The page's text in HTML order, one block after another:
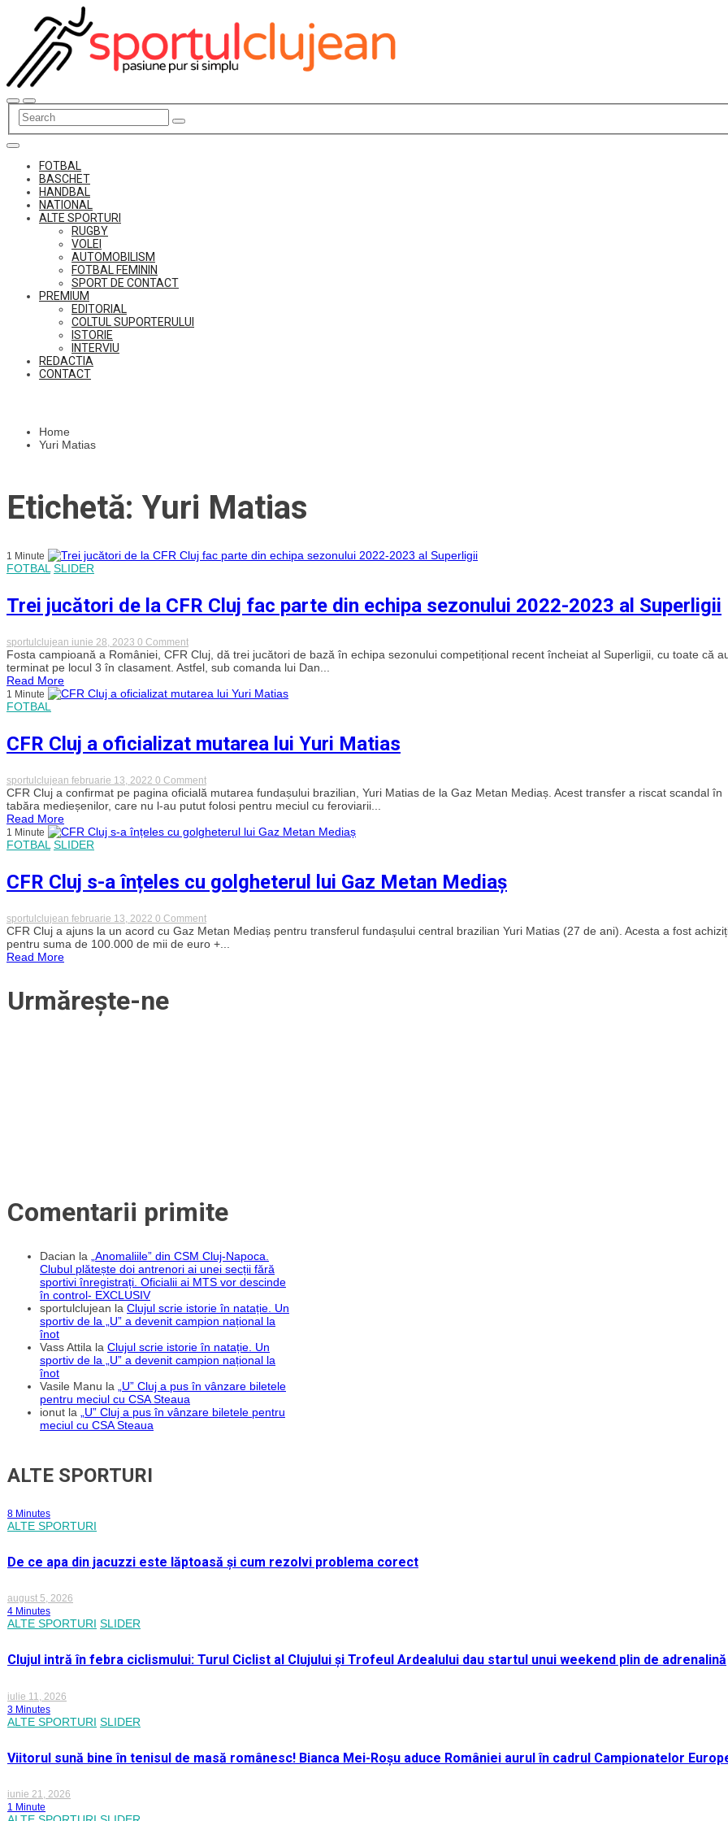
content
FOTBAL
BASCHET
HANDBAL
NATIONAL
ALTE SPORTURI
RUGBY
VOLEI
AUTOMOBILISM
FOTBAL FEMININ
SPORT DE CONTACT
PREMIUM
EDITORIAL
COLTUL SUPORTERULUI
ISTORIE
INTERVIU
REDACTIA
CONTACT
Home
Yuri Matias
Etichetă: Yuri Matias
1 Minute
FOTBAL SLIDER
Trei jucători de la CFR Cluj fac parte din echipa sezonului 2022-2023 al Superligii
sportulclujean iunie 28, 2023 0 Commenton
Trei
jucători
de
CFR
din
echipa
2022-
2023
al
Superligii
Fosta campioană a României, CFR Cluj, dă trei jucători de bază în echipa sezonului competițional recent încheiat al Superligii, cu toate că
terminat pe locul 3 în clasament. Astfel, sub comanda lui Dan...
Read More
1 Minute
FOTBAL
CFR Cluj a oficializat mutarea lui Yuri Matias
sportulclujean februarie 13, 2022 0 Commenton
CFR
Cluj
a
mutarea
CFR Cluj a confirmat pe pagina oficială mutarea fundașului brazilian, Yuri Matias de la Gaz Metan Mediaș. Acest transfer a riscat scandal în
tabăra medieșenilor, care nu l-au putut folosi pentru meciul cu feroviarii...
Read More
1 Minute
FOTBAL SLIDER
CFR Cluj s-a înțeles cu golgheterul lui Gaz Metan Mediaș
sportulclujean februarie 13, 2022 0 Commenton
CFR
Cluj
s-
CFR Cluj a ajuns la un acord cu Gaz Metan Mediaș pentru transferul fundașului central brazilian Yuri Matias (27 de ani). Acesta a fost
pentru suma de 100.000 de mii de euro +...
Read More
Urmărește-ne
Comentarii primite
Dacian la
„Anomaliile” din CSM Cluj-Napoca.
Clubul plătește doi antrenori ai unei secții fără
sportivi înregistrați. Oficialii ai MTS vor descinde
în control- EXCLUSIV
sportulclujean la Clujul scrie istorie în natație. Un
sportiv de la „U” a devenit campion național la
înot
Vass Attila la Clujul scrie istorie în natație. Un
sportiv de la „U” a devenit campion național la
înot
Vasile Manu la
„U” Cluj a pus în vânzare biletele
pentru meciul cu CSA Steaua
ionut la
„U” Cluj a pus în vânzare biletele pentru
meciul cu CSA Steaua
ALTE SPORTURI
8 Minutes
ALTE SPORTURI
De ce apa din jacuzzi este lăptoasă și cum rezolvi problema corect
august 5, 2026
4 Minutes
ALTE SPORTURI SLIDER
Clujul intră în febra ciclismului: Turul Ciclist al Clujului și Trofeul Ardealului dau startul unui weekend plin de adrenalină
iulie 11, 2026
3 Minutes
ALTE SPORTURI SLIDER
Viitorul sună bine în tenisul de masă românesc! Bianca Mei-Roșu aduce României aurul în cadrul Campionatelor
iunie 21, 2026
1 Minute